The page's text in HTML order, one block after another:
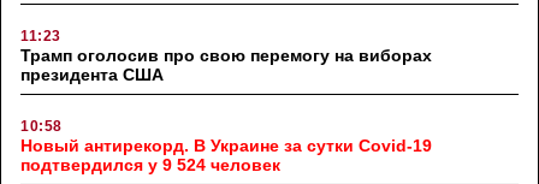
11:23
Трамп оголосив про свою перемогу на виборах
президента США
10:58
Новый антирекорд. В Украине за сутки Covid-19
подтвердился у 9 524 человек